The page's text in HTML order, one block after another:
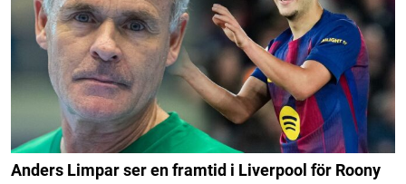
Anders Limpar ser en framtid i Liverpool för Roony